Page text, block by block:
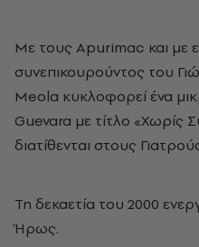
Με τους Apurimac και με
συνεπικουρούντος του
Meola κυκλοφορεί ένα
Guevara με τίτλο «Χωρίς
διατίθενται στους
Τη δεκαετία του 2000
Ήρως.